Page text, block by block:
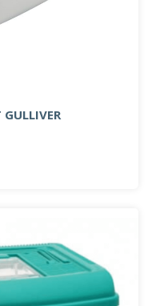
GULLIVER